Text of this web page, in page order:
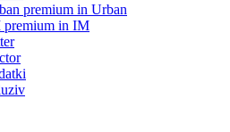
premium in Urban
premium in IM